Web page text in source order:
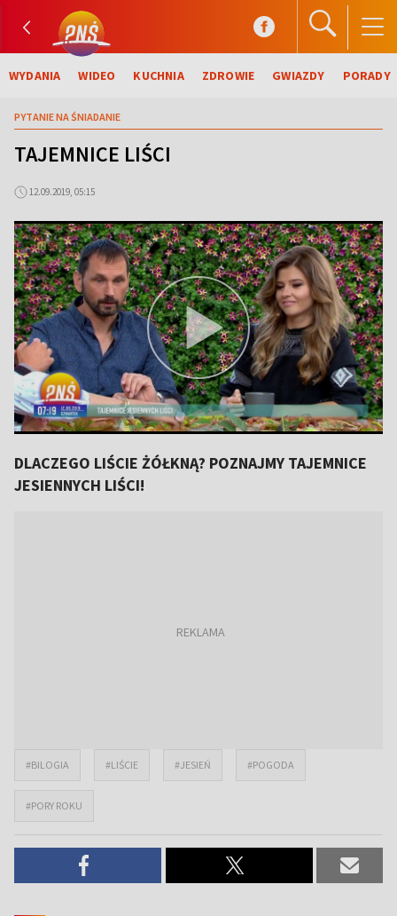
WYDANIA WIDEO KUCHNIA ZDROWIE GWIAZDY PORADY
PYTANIE NA ŚNIADANIE
TAJEMNICE LIŚCI
12.09.2019, 05:15
DLACZEGO LIŚCIE ŻÓŁKNĄ? POZNAJMY TAJEMNICE
JESIENNYCH LIŚCI!
#BILOGIA #LIŚCIE #JESIEŃ #POGODA
#PORY ROKU